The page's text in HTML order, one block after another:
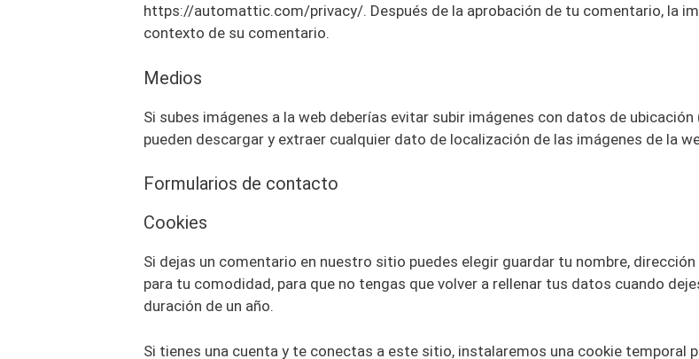
https://automattic.com/privacy/. Después de la aprobación de tu comentario, la
contexto de su comentario.
Medios
Si subes imágenes a la web deberías evitar subir imágenes con datos de
pueden descargar y extraer cualquier dato de localización de las imágenes de la
Formularios de contacto
Cookies
Si dejas un comentario en nuestro sitio puedes elegir guardar tu nombre,
para tu comodidad, para que no tengas que volver a rellenar tus datos cuando
duración de un año.
Si tienes una cuenta y te conectas a este sitio, instalaremos una cookie temporal